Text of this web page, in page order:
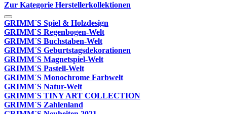
Zur Kategorie Herstellerkollektionen
GRIMM´S Spiel & Holzdesign
GRIMM`S Regenbogen-Welt
GRIMM´S Buchstaben-Welt
GRIMM´S Geburtstagsdekorationen
GRIMM´S Magnetspiel-Welt
GRIMM´S Pastell-Welt
GRIMM´S Monochrome Farbwelt
GRIMM´S Natur-Welt
GRIMM´S TINY ART COLLECTION
GRIMM´S Zahlenland